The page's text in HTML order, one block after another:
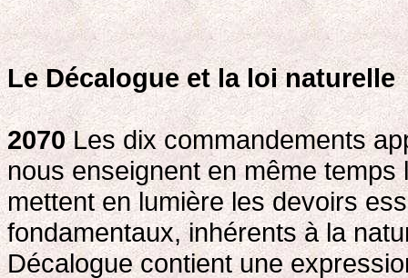
Le Décalogue et la loi naturelle
2070Les dix commandements
nous enseignent en même
mettent en lumière les devoirs
fondamentaux, inhérents à la
Décalogue contient une